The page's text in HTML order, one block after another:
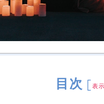
目次 [表示